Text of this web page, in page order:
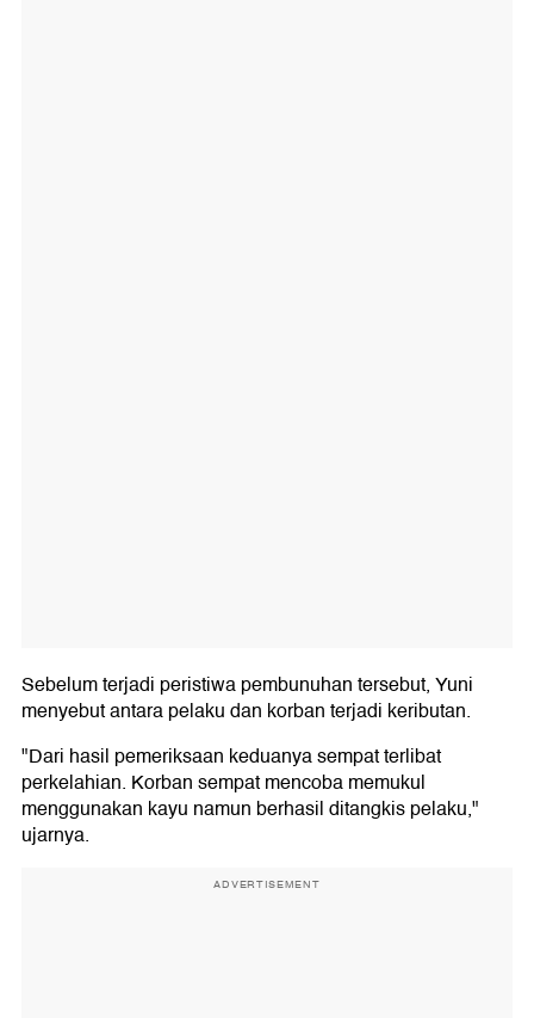
Sebelum terjadi peristiwa pembunuhan tersebut, Yuni
menyebut antara pelaku dan korban terjadi keributan.
"Dari hasil pemeriksaan keduanya sempat terlibat
perkelahian. Korban sempat mencoba memukul
menggunakan kayu namun berhasil ditangkis pelaku,"
ujarnya.
ADVERTISEMENT